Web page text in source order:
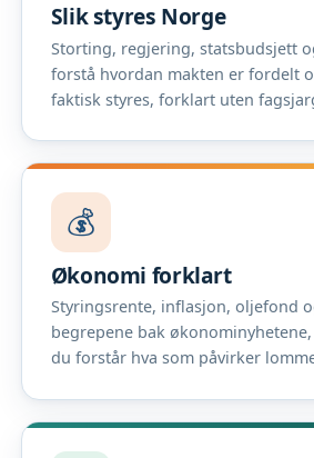
Slik styres Norge
Storting, regjering, statsbudsjett
forstå hvordan makten er fordelt
faktisk styres, forklart uten
💰
Økonomi forklart
Styringsrente, inflasjon, oljefond
begrepene bak
du forstår hva som påvirker